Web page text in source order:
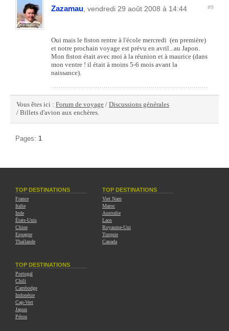
Zazamau , vendredi 29 août 2008 à 14:44 #9
Oui mais le fiston rentre à l'école mercredi (en première)
et notre prochain voyage est prévu en avril...au Japon.
Mon fiston était avec moi à la réunion et à maurice (dans
mon ventre ! il était à moins 5-6 mois avant la
naissance).
Vous êtes ici : Forum de voyage / Discussions générales
/ Billets d'avion aux enchères.
Pages: 1
TOP DESTINATIONS
France
Italie
Inde
États-Unis
Chine
Espagne
Thaïlande
TOP DESTINATIONS
Viet Nam
Maroc
Australie
Laos
Royaume-Uni
Turquie
Canada
TOP DESTINATIONS
Portugal
Chili
Cambodge
Indonésie
Cap-Vert
Japon
Pérou